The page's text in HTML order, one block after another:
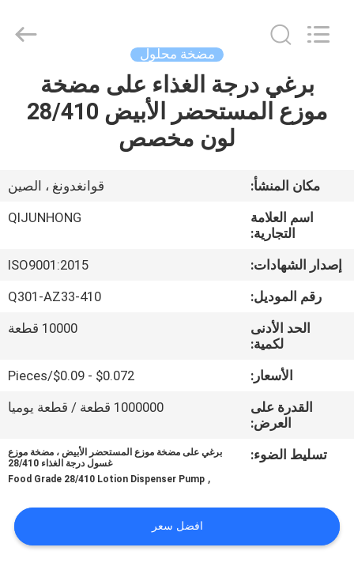
المنزل
برنامج
عنّا
جولة
المصنع
مراقبة
الجودة
بنا
PRODUCTS
MANUFACTORY
مضخة محلول
برغي درجة الغذاء على مضخة
موزع المستحضر الأبيض 28/410
لون مخصص
مكان المنشأ:
قوانغدونغ ، الصين
اسم العلامة
التجارية:
QIJUNHONG
إصدار الشهادات:
ISO9001:2015
رقم الموديل:
Q301-AZ33-410
الحد الأدنى
لكمية:
10000 قطعة
الأسعار:
$0.072 - $0.09/Pieces
القدرة على
العرض:
1000000 قطعة / قطعة يوميا
تسليط الضوء:
برغي على مضخة موزع المستحضر الأبيض ، مضخة موزع
غسول درجة الغذاء 28/410
,
Food Grade 28/410 Lotion Dispenser Pump
افضل سعر